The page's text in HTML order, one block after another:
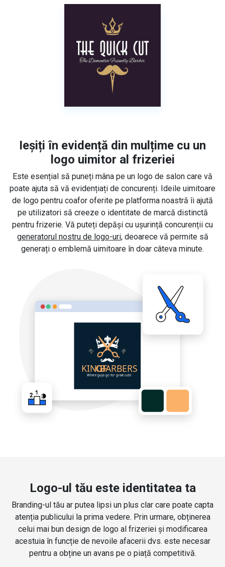
Ieșiți în evidență din mulțime cu un
logo uimitor al frizeriei
Este esențial să puneți mâna pe un logo de salon care vă
poate ajuta să vă evidențiați de concurenți. Ideile uimitoare
de logo pentru coafor oferite pe platforma noastră îi ajută
pe utilizatori să creeze o identitate de marcă distinctă
pentru frizerie. Vă puteți depăși cu ușurință concurenții cu
generatorul nostru de logo-uri, deoarece vă permite să
generați o emblemă uimitoare în doar câteva minute.
Logo-ul tău este identitatea ta
Branding-ul tău ar putea lipsi un plus clar care poate capta
atenția publicului la prima vedere. Prin urmare, obținerea
celui mai bun design de logo al frizeriei și modificarea
acestuia în funcție de nevoile afacerii dvs. este necesar
pentru a obține un avans pe o piață competitivă.